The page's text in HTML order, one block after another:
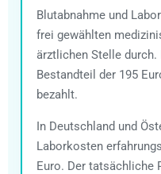
Blutabnahme und
frei gewählten
ärztlichen Stelle
Bestandteil der 195
bezahlt.
In Deutschland und
Laborkosten
Euro. Der tatsächliche